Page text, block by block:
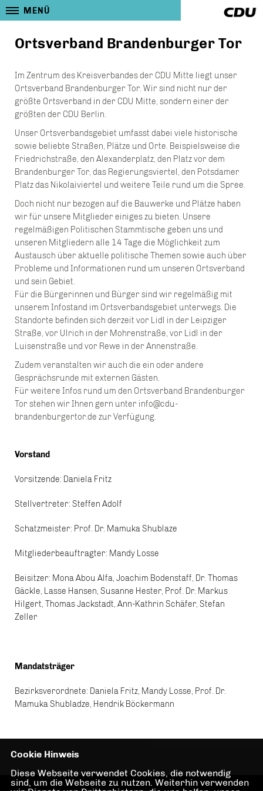
MENÜ
Ortsverband Brandenburger Tor
Im Zentrum des Kreisverbandes der CDU Mitte liegt unser
Ortsverband Brandenburger Tor. Wir sind nicht nur der
größte Ortsverband in der CDU Mitte, sondern einer der
größten der CDU Berlin.
Unser Ortsverbandsgebiet umfasst dabei viele historische
sowie beliebte Straßen, Plätze und Orte. Beispielsweise die
Friedrichstraße, den Alexanderplatz, den Platz vor dem
Brandenburger Tor, das Regierungsviertel, den Potsdamer
Platz das Nikolaiviertel und weitere Teile rund um die Spree.
Doch nicht nur bezogen auf die Bauwerke und Plätze haben
wir für unsere Mitglieder einiges zu bieten. Unsere
regelmäßigen Politischen Stammtische geben uns und
unseren Mitgliedern alle 14 Tage die Möglichkeit zum
Austausch über aktuelle politische Themen sowie auch über
Probleme und Informationen rund um unseren Ortsverband
und sein Gebiet.
Für die Bürgerinnen und Bürger sind wir regelmäßig mit
unserem Infostand im Ortsverbandsgebiet unterwegs. Die
Standorte befinden sich derzeit vor Lidl in der Leipziger
Straße, vor Ulrich in der Mohrenstraße, vor Lidl in der
Luisenstraße und vor Rewe in der Annenstraße.
Zudem veranstalten wir auch die ein oder andere
Gesprächsrunde mit externen Gästen.
Für weitere Infos rund um den Ortsverband Brandenburger
Tor stehen wir Ihnen gern unter info@cdu-
brandenburgertor.de zur Verfügung.
Vorstand
Vorsitzende: Daniela Fritz
Stellvertreter: Steffen Adolf
Schatzmeister: Prof. Dr. Mamuka Shublaze
Mitgliederbeauftragter: Mandy Losse
Beisitzer: Mona Abou Alfa, Joachim Bodenstaff, Dr. Thomas
Gäckle, Lasse Hansen, Susanne Hester, Prof. Dr. Markus
Hilgert, Thomas Jackstadt, Ann-Kathrin Schäfer, Stefan
Zeller
Mandatsträger
Bezirksverordnete: Daniela Fritz, Mandy Losse, Prof. Dr.
Mamuka Shubladze, Hendrik Böckermann
Cookie Hinweis
Diese Webseite verwendet Cookies, die notwendig
sind, um die Webseite zu nutzen. Weiterhin verwenden